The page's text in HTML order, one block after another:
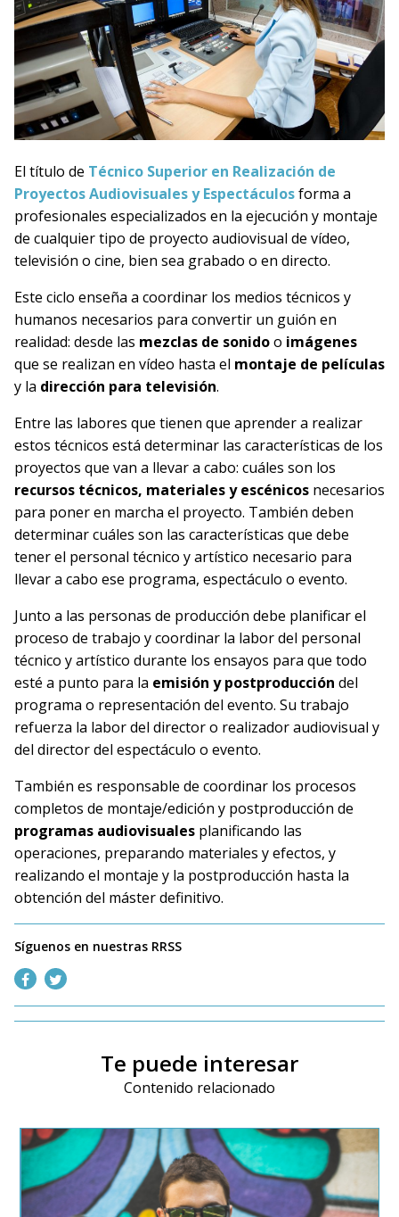
El título de Técnico Superior en Realización de
Proyectos Audiovisuales y Espectáculosforma a
profesionales especializados en la ejecución y montaje
de cualquier tipo de proyecto audiovisual de vídeo,
televisión o cine, bien sea grabado o en directo.
Este ciclo enseña a coordinar los medios técnicos y
humanos necesarios para convertir un guión en
realidad: desde las mezclas de sonidoo imágenes
que se realizan en vídeo hasta el montaje de películas
y la dirección para televisión.
Entre las labores que tienen que aprender a realizar
estos técnicos está determinar las características de los
proyectos que van a llevar a cabo: cuáles son los
recursos técnicos, materiales y escénicos necesarios
para poner en marcha el proyecto. También deben
determinar cuáles son las características que debe
tener el personal técnico y artístico necesario para
llevar a cabo ese programa, espectáculo o evento.
Junto a las personas de producción debe planificar el
proceso de trabajo y coordinar la labor del personal
técnico y artístico durante los ensayos para que todo
esté a punto para la emisión y postproducción del
programa o representación del evento. Su trabajo
refuerza la labor del director o realizador audiovisual y
del director del espectáculo o evento.
También es responsable de coordinar los procesos
completos de montaje/edición y postproducción de
programas audiovisuales planificando las
operaciones, preparando materiales y efectos, y
realizando el montaje y la postproducción hasta la
obtención del máster definitivo.
Síguenos en nuestras RRSS
Te puede interesar
Contenido relacionado